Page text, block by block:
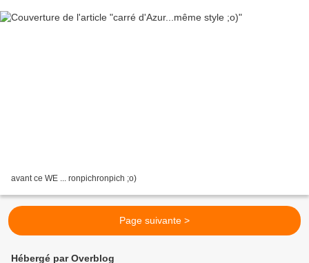
avant ce WE ... ronpichronpich ;o)
Page suivante >
Hébergé par Overblog